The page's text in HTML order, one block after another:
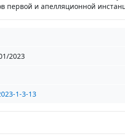
первой и апелляционной
2023
1-3-13